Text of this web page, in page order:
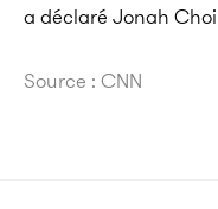
a déclaré Jonah
Source : CNN